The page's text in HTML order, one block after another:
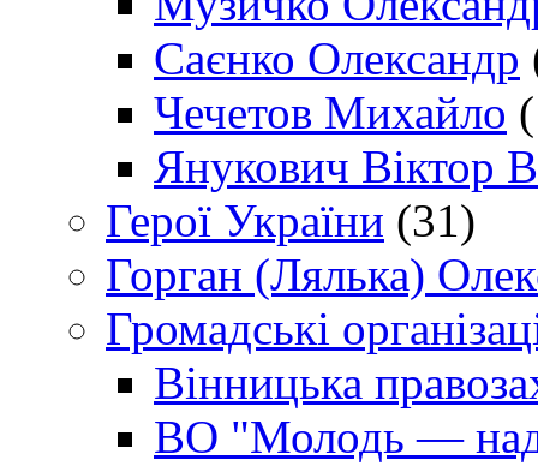
Саєнко Олександр
Чечетов Михайло
Янукович Віктор
Герої України (31)
Горган (Лялька)
Громадські
Вінницька
ВО "Молодь —